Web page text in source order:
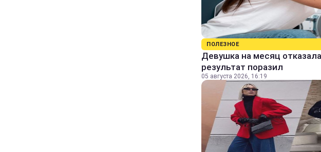
ПОЛЕЗНОЕ
Девушка на месяц
результат поразил
05 августа 2026, 16:19